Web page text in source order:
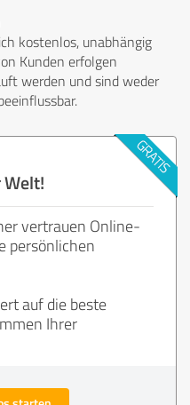
kostenlos, unabhängig
Kunden erfolgen
werden und sind weder
Welt!
vertrauen Online-
persönlichen
auf die beste
Ihrer